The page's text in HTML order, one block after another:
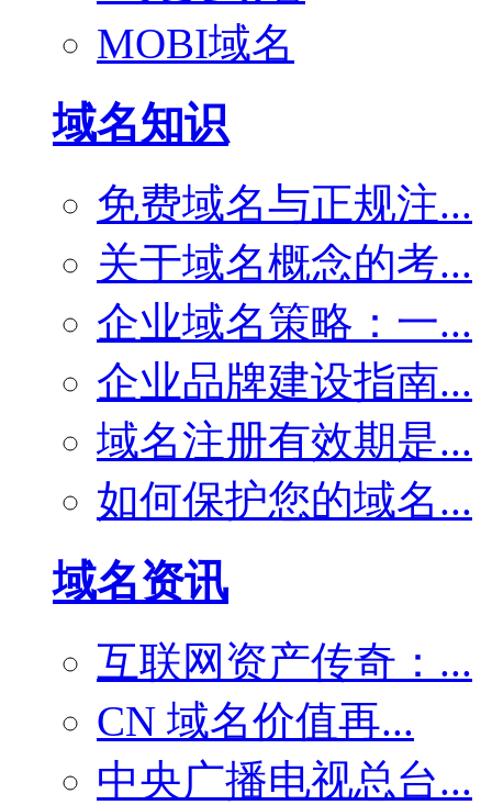
MOBI域名
域名知识
免费域名与正规注...
关于域名概念的考...
企业域名策略：一...
企业品牌建设指南...
域名注册有效期是...
如何保护您的域名...
域名资讯
互联网资产传奇：...
CN 域名价值再...
中央广播电视总台...